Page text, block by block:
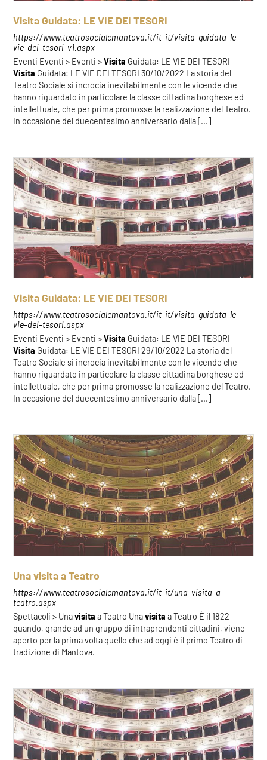
Visita Guidata: LE VIE DEI TESORI
https://www.teatrosocialemantova.it/it-it/visita-guidata-le-
vie-dei-tesori-v1.aspx
Eventi Eventi > Eventi >Visita Guidata: LE VIE DEI TESORI
Visita Guidata: LE VIE DEI TESORI 30/10/2022 La storia del
Teatro Sociale si incrocia inevitabilmente con le vicende che
hanno riguardato in particolare la classe cittadina borghese ed
intellettuale, che per prima promosse la realizzazione del Teatro.
In occasione del duecentesimo anniversario dalla [...]
Visita Guidata: LE VIE DEI TESORI
https://www.teatrosocialemantova.it/it-it/visita-guidata-le-
vie-dei-tesori.aspx
Eventi Eventi > Eventi >Visita Guidata: LE VIE DEI TESORI
Visita Guidata: LE VIE DEI TESORI 29/10/2022 La storia del
Teatro Sociale si incrocia inevitabilmente con le vicende che
hanno riguardato in particolare la classe cittadina borghese ed
intellettuale, che per prima promosse la realizzazione del Teatro.
In occasione del duecentesimo anniversario dalla [...]
Una visita a Teatro
https://www.teatrosocialemantova.it/it-it/una-visita-a-
teatro.aspx
Spettacoli > Unavisita a Teatro Unavisita a Teatro È il 1822
quando, grande ad un gruppo di intraprendenti cittadini, viene
aperto per la prima volta quello che ad oggi è il primo Teatro di
tradizione di Mantova.